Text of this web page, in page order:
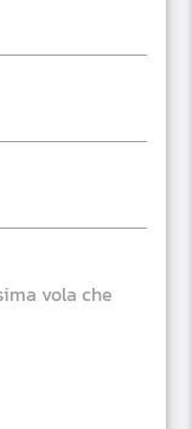
vola che